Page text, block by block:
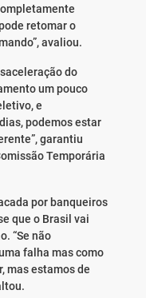
retomar o
avaliou.
do
um pouco
e
podemos estar
garantiu
Temporária
por banqueiros
que o Brasil vai
“Se não
falha mas como
mas estamos de